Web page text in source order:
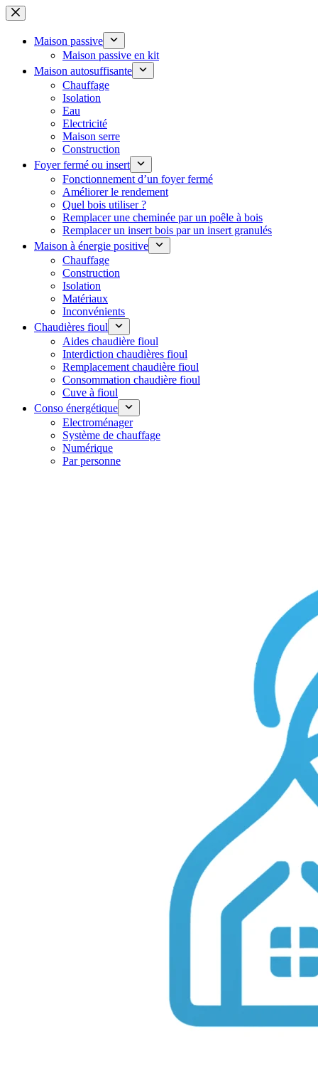
Passer
au
contenuMaison passive
Maison passive en kit
Maison autosuffisante
Chauffage
Isolation
Eau
Electricité
Maison serre
Construction
Foyer fermé ou insert
Fonctionnement d’un foyer fermé
Améliorer le rendement
Quel bois utiliser ?
Remplacer une cheminée par un poêle à bois
Remplacer un insert bois par un insert granulés
Maison à énergie positive
Chauffage
Construction
Isolation
Matériaux
Inconvénients
Chaudières fioul
Aides chaudière fioul
Interdiction chaudières fioul
Remplacement chaudière fioul
Consommation chaudière fioul
Cuve à fioul
Conso énergétique
Electroménager
Système de chauffage
Numérique
Par personne